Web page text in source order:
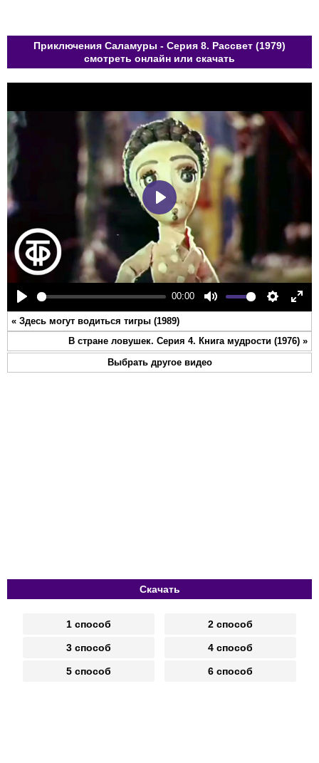
Приключения Саламуры - Серия 8. Рассвет (1979)
смотреть онлайн или скачать
Play
00:00
Mute Settings
Play
« Здесь могут водиться тигры (1989)
В стране ловушек. Серия 4. Книга мудрости (1976) »
Выбрать другое видео
Скачать
1 способ 2 способ
3 способ 4 способ
5 способ 6 способ